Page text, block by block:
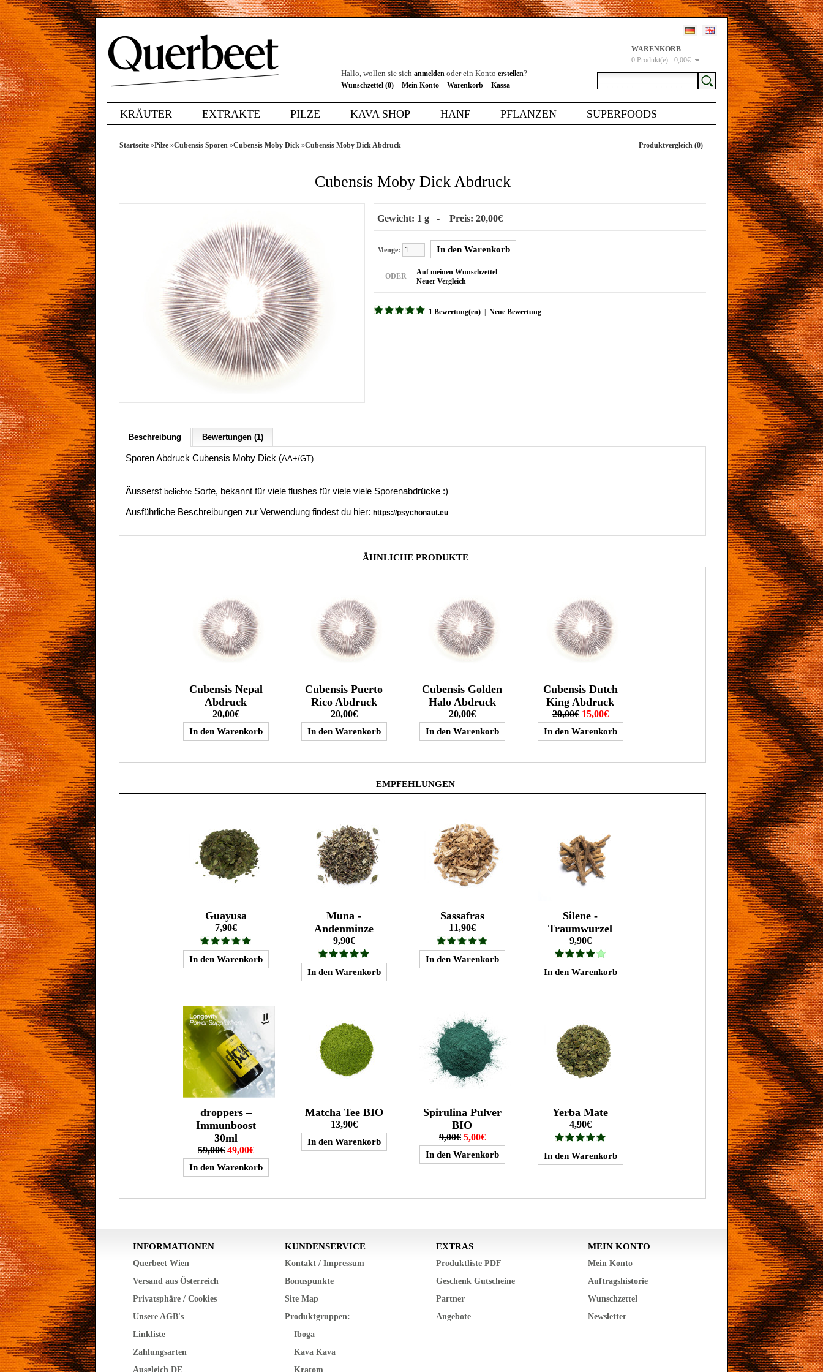
WARENKORB
0 Produkt(e) - 0,00€
Hallo, wollen sie sich anmelden oder ein Konto erstellen?
Wunschzettel (0) Mein Konto Warenkorb Kassa
KRÄUTER EXTRAKTE PILZE KAVA SHOP HANF PFLANZEN SUPERFOODS
Startseite »Pilze »Cubensis Sporen »Cubensis Moby Dick »Cubensis Moby Dick Abdruck Produktvergleich (0)
Cubensis Moby Dick Abdruck
Gewicht: 1 g - Preis: 20,00€
Menge:
- ODER -
Auf meinen Wunschzettel
Neuer Vergleich
1 Bewertung(en) Neue Bewertung
Beschreibung Bewertungen (1)
Sporen Abdruck Cubensis Moby Dick (AA+/GT)
Äusserst beliebte Sorte, bekannt für viele flushes für viele viele Sporenabdrücke :)
Ausführliche Beschreibungen zur Verwendung findest du hier: https://psychonaut.eu
ÄHNLICHE PRODUKTE
Cubensis Nepal
Abdruck
20,00€
Cubensis Puerto
Rico Abdruck
20,00€
Cubensis Golden
Halo Abdruck
20,00€
Cubensis Dutch
King Abdruck
20,00€ 15,00€
EMPFEHLUNGEN
Guayusa
7,90€
Muna -
Andenminze
9,90€
Sassafras
11,90€
Silene -
Traumwurzel
9,90€
droppers –
Immunboost
30ml
59,00€ 49,00€
Matcha Tee BIO
13,90€
Spirulina Pulver
BIO
9,00€ 5,00€
Yerba Mate
4,90€
INFORMATIONEN
Querbeet Wien
Versand aus Österreich
Privatsphäre / Cookies
Unsere AGB's
Linkliste
Zahlungsarten
Ausgleich DE
KUNDENSERVICE
Kontakt / Impressum
Bonuspunkte
Site Map
Produktgruppen:
Iboga
Kava Kava
Kratom
EXTRAS
Produktliste PDF
Geschenk Gutscheine
Partner
Angebote
MEIN KONTO
Mein Konto
Auftragshistorie
Wunschzettel
Newsletter